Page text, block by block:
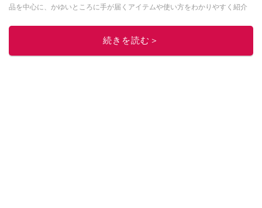
品を中心に、かゆいところに手が届くアイテムや使い方をわかりやすく紹介
このイチオシストの他の記事を読む
続きを読む＞